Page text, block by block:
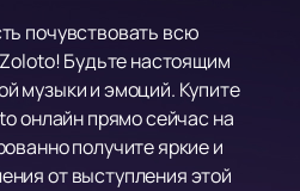
почувствовать всю
Будьте настоящим
музыки и эмоций. Купите
онлайн прямо сейчас на
получите яркие и
от выступления этой